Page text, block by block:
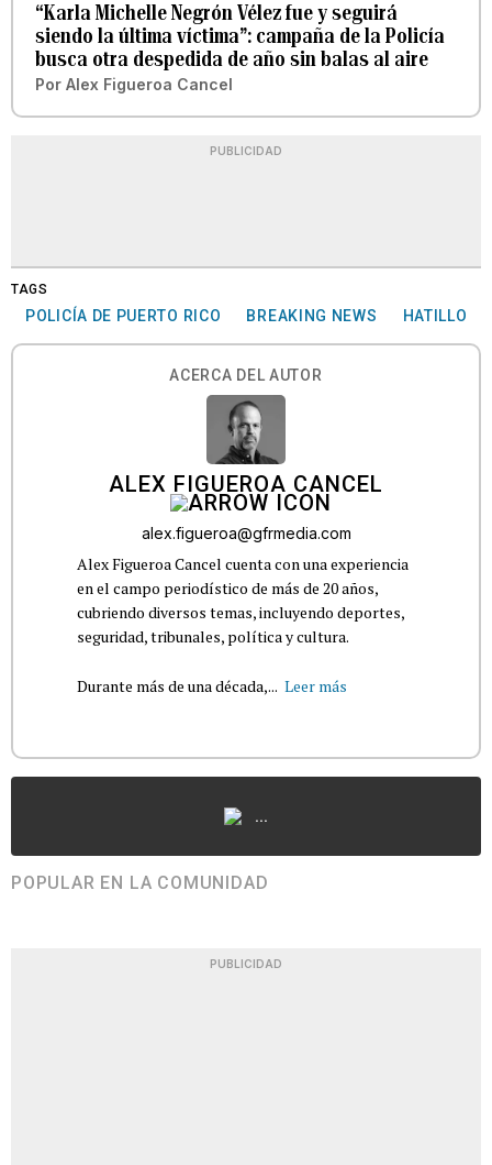
“Karla Michelle Negrón Vélez fue y seguirá
siendo la última víctima”: campaña de la Policía
busca otra despedida de año sin balas al aire
Por Alex Figueroa Cancel
PUBLICIDAD
TAGS
POLICÍA DE PUERTO RICO BREAKING NEWS HATILLO
ACERCA DEL AUTOR
ALEX FIGUEROA CANCEL
alex.figueroa@gfrmedia.com
Alex Figueroa Cancel cuenta con una experiencia
en el campo periodístico de más de 20 años,
cubriendo diversos temas, incluyendo deportes,
seguridad, tribunales, política y cultura.
Durante más de una década,... Leer más
...
POPULAR EN LA COMUNIDAD
PUBLICIDAD